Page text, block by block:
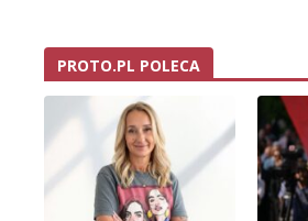
PROTO.PL POLECA